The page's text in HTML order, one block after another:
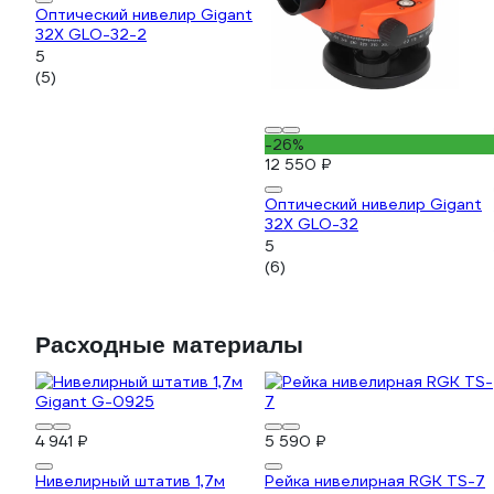
Оптический нивелир Gigant
32X GLO-32-2
5
(5)
-26%
12 550 ₽
Оптический нивелир Gigant
32X GLO-32
5
(6)
Расходные материалы
4 941 ₽
Нивелирный штатив 1,7м
5 590 ₽
Рейка нивелирная RGK TS-7